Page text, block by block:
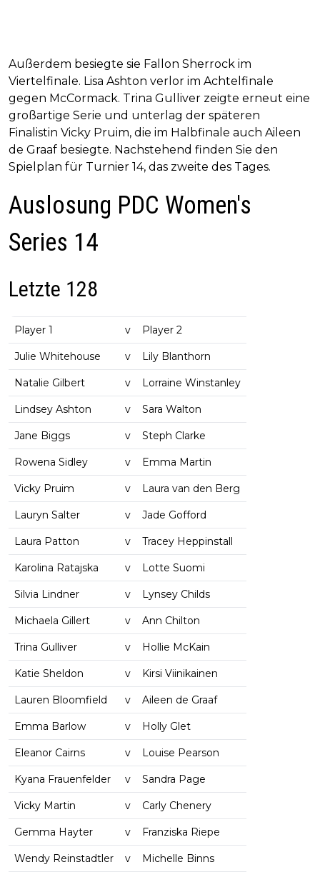
Außerdem besiegte sie Fallon Sherrock im
Viertelfinale. Lisa Ashton verlor im Achtelfinale
gegen McCormack. Trina Gulliver zeigte erneut eine
großartige Serie und unterlag der späteren
Finalistin Vicky Pruim, die im Halbfinale auch Aileen
de Graaf besiegte. Nachstehend finden Sie den
Spielplan für Turnier 14, das zweite des Tages.
Auslosung PDC Women's
Series 14
Letzte 128
Player 1 v Player 2
Julie Whitehouse v Lily Blanthorn
Natalie Gilbert v Lorraine Winstanley
Lindsey Ashton v Sara Walton
Jane Biggs v Steph Clarke
Rowena Sidley v Emma Martin
Vicky Pruim v Laura van den Berg
Lauryn Salter v Jade Gofford
Laura Patton v Tracey Heppinstall
Karolina Ratajska v Lotte Suomi
Silvia Lindner v Lynsey Childs
Michaela Gillert v Ann Chilton
Trina Gulliver v Hollie McKain
Katie Sheldon v Kirsi Viinikainen
Lauren Bloomfield v Aileen de Graaf
Emma Barlow v Holly Glet
Eleanor Cairns v Louise Pearson
Kyana Frauenfelder v Sandra Page
Vicky Martin v Carly Chenery
Gemma Hayter v Franziska Riepe
Wendy Reinstadtler v Michelle Binns